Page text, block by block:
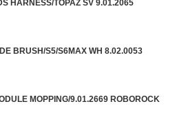
HARNESS/TOPAZ SV 9.01.2065
BRUSH/S5/S6MAX WH 8.02.0053
MOPPING/9.01.2669 ROBOROCK